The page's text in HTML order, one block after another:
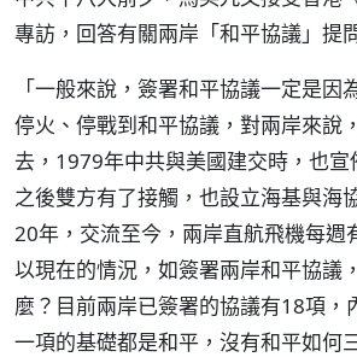
專訪，回答有關兩岸「和平協議」提
「一般來說，簽署和平協議一定是因
停火、停戰到和平協議，對兩岸來說
去，1979年中共與美國建交時，也宣
之後雙方有了接觸，也設立海基與海
20年，交流至今，兩岸直航飛機每週
以現在的情況，如簽署兩岸和平協議
麼？目前兩岸已簽署的協議有18項，
一項的基礎都是和平，沒有和平如何